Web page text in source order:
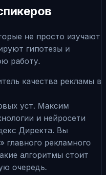
не просто изучают
гипотезы и
работу.
качества рекламы в
уст. Максим
и нейросети
Директа. Вы
главного рекламного
алгоритмы стоит
очередь.